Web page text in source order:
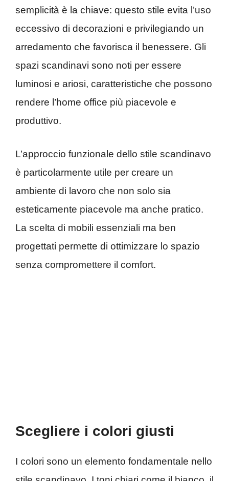
semplicità è la chiave: questo stile evita l’uso
eccessivo di decorazioni e privilegiando un
arredamento che favorisca il benessere. Gli
spazi scandinavi sono noti per essere
luminosi e ariosi, caratteristiche che possono
rendere l’home office più piacevole e
produttivo.
L’approccio funzionale dello stile scandinavo
è particolarmente utile per creare un
ambiente di lavoro che non solo sia
esteticamente piacevole ma anche pratico.
La scelta di mobili essenziali ma ben
progettati permette di ottimizzare lo spazio
senza compromettere il comfort.
Scegliere i colori giusti
I colori sono un elemento fondamentale nello